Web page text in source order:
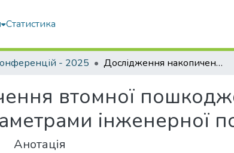
Статистика
- 2025 Дослідження накопичення втомної пошкодженості за деформаційними параметрами інженерної поверхні
втомної
інженерної
Анотація